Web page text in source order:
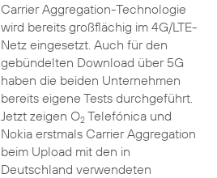
Carrier Aggregation-Technologie
wird bereits großflächig im 4G/LTE-
Netz eingesetzt. Auch für den
gebündelten Download über 5G
haben die beiden Unternehmen
bereits eigene Tests durchgeführt.
Jetzt zeigen O2Telefónica und
Nokia erstmals Carrier Aggregation
beim Upload mit den in
Deutschland verwendeten